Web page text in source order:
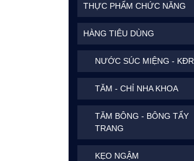
THỰC PHẨM CHỨC NĂNG
HÀNG TIÊU DÙNG
NƯỚC SÚC MIỆNG - KĐR
TĂM - CHỈ NHA KHOA
TĂM BÔNG - BÔNG TẨY
TRANG
KẸO NGẬM